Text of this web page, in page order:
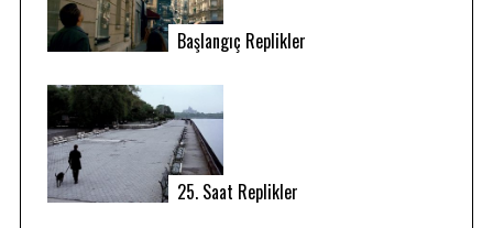
Başlangıç Replikler
25. Saat Replikler